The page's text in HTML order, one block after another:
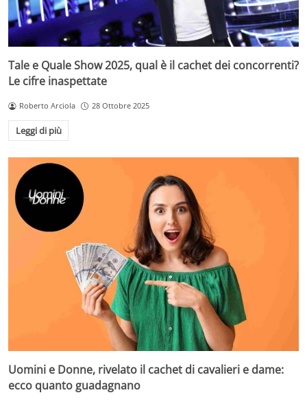
Tale e Quale Show 2025, qual è il cachet dei concorrenti?
Le cifre inaspettate
Roberto Arciola 28 Ottobre 2025
Leggi di più
Uomini e Donne, rivelato il cachet di cavalieri e dame:
ecco quanto guadagnano